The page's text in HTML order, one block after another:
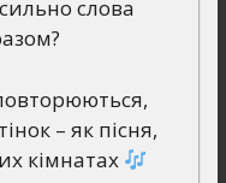
слова
– як пісня,
кімнатах